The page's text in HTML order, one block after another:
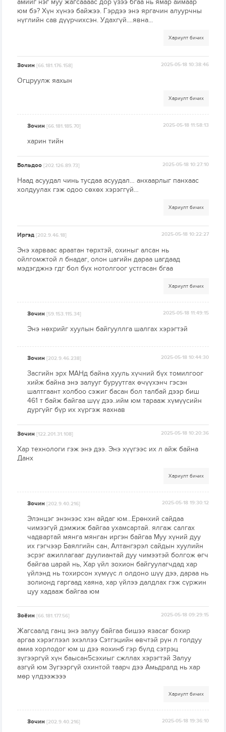
амийг нэг муу жагсаааас дор үзээ бгаа нь ямар аймаар
юм бэ? Хүн хүнээ байжээ. Гэрдээ энэ яргачин алуурчны
нүглийн сав дүүрчихсэн. Удахгүй....явна...
Хариулт бичих
Зочин[66.181.176.158] 2025-05-18 10:38:46
Огцруулж яахын
Хариулт бичих
Зочин[66.181.185.70] 2025-05-18 11:58:13
харин тийн
Больдоо[202.126.89.73] 2025-05-18 10:27:10
Наад асуудал чинь тусдаа асуудал… анхаарлыг панхаас
холдуулах гэж одоо сөхөх хэрэггүй…
Хариулт бичих
Иргэд[202.9.46.18] 2025-05-18 10:22:27
Энэ харваас араатан төрхтэй, охиныг алсан нь
ойлгомжтой л бнадаг, олон цагийн дараа цагдаад
мэдэгджнэ гдг бол бүх нотолгоог устгасан бгаа
Хариулт бичих
Зочин[59.153.115.34] 2025-05-18 11:49:15
Энэ нөхрийг хуулын байгууллга шалгах хэрэгтэй
Зочин[202.9.46.238] 2025-05-18 10:44:30
Засгийн эрх МАНд байна хууль хүчний бүх томилгоог
хийж байна энэ залууг буруутгах өчүүхэнч гэсэн
шалтгаант холбоо сэжиг басан бол талбай дээр биш
461 т байж байгаа шүү дээ..ийм юм тарааж хүмүүсийн
дургүйг бүр их хүргэж яахнав
Зочин[122.201.31.108] 2025-05-18 10:20:36
Хар технологи гэж энэ дээ. Энэ хүүгээс их л айж байна
Данх
Хариулт бичих
Зочин[202.9.40.216] 2025-05-18 19:30:12
Элэнцэг энэнээс хэн айдаг юм...Ерөнхий сайдаа
чимээгүй дэмжиж байгаа ухамсартай. ялгаж салгах
чадвартай мянга мянган иргэн байгаа Муу хүний дуу
их гэгчээр Баялгийн сан, Алтангэрэл сайдын хуулийн
эсрэг ажиллагааг дуулиантай дуу чимээтэй болгож өгч
байгаа царай нь, Хар үйл зохион байгуулагчдад хар
үйлэнд нь тохирсон хүмүүс л олдоно шүү дээ, дараа нь
золионд гаргаад хаяна, хар үйлээ далдлах гэж сүржин
цуу хадааж байгаа юм
Зоёин[66.181.177.56] 2025-05-18 09:29:15
Жагсаалд ганц энэ залуу байгаа бишээ язасаг бохир
аргаа хэрэглээл эхэллээ Сэтгэцийн өвчтэй рүн л голдуу
амиа хорлодог юм ш дээ яохинб гэр бүлд сэтрэц
зүгээргүй хүн баысан5сэхиыг сжллах хэрэгтэй Залуу
азгүй юм Зүгээргүй охинтой таарч дээ Амьдралд нь хар
мөр үлдээжэээ
Хариулт бичих
Зочин[202.9.40.216] 2025-05-18 19:36:10